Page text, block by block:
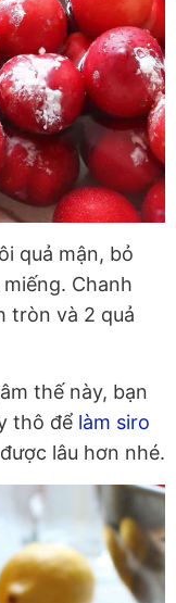
quả mận, bỏ
Chanh
tròn và 2 quả
thế này, bạn
thô để làm siro
lâu hơn nhé.